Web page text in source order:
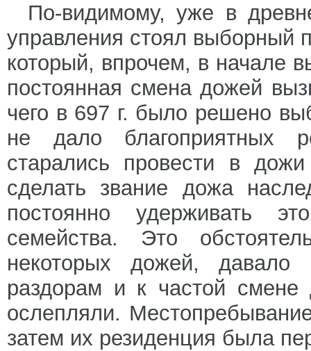
По-видимому, уже в
управления стоял выборный
который, впрочем, в начале
постоянная смена дожей
чего в 697 г. было решено
не дало благоприятных
старались провести в
сделать звание дожа
постоянно удерживать
семейства. Это
некоторых дожей, давало
раздорам и к частой смене
ослепляли.
затем их резиденция была